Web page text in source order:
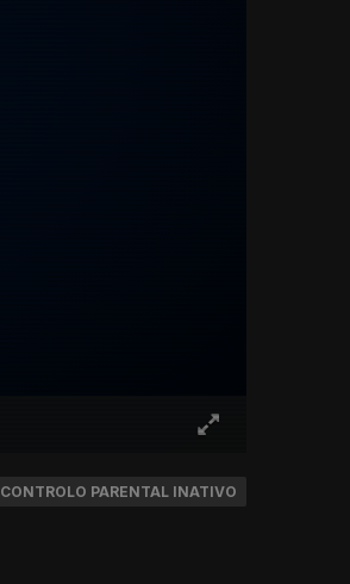
CONTROLO PARENTAL INATIVO